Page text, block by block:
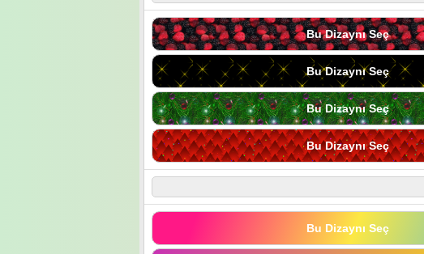
Bu Dizaynı Seç
Bu Dizaynı Seç
Bu Dizaynı Seç
Bu Dizaynı Seç
Bu Dizaynı Seç